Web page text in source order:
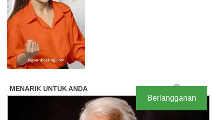
Berlangganan